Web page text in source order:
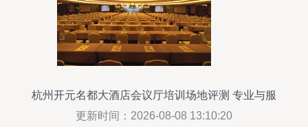
杭州开元名都大酒店会议厅培训场地评测 专业与服
务并存的理想之选
更新时间：2026-08-08 13:10:20